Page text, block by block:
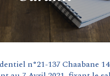
n°21-137 Chaabane